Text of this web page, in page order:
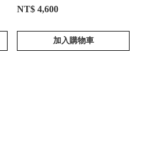
NT$ 4,600
加入購物車